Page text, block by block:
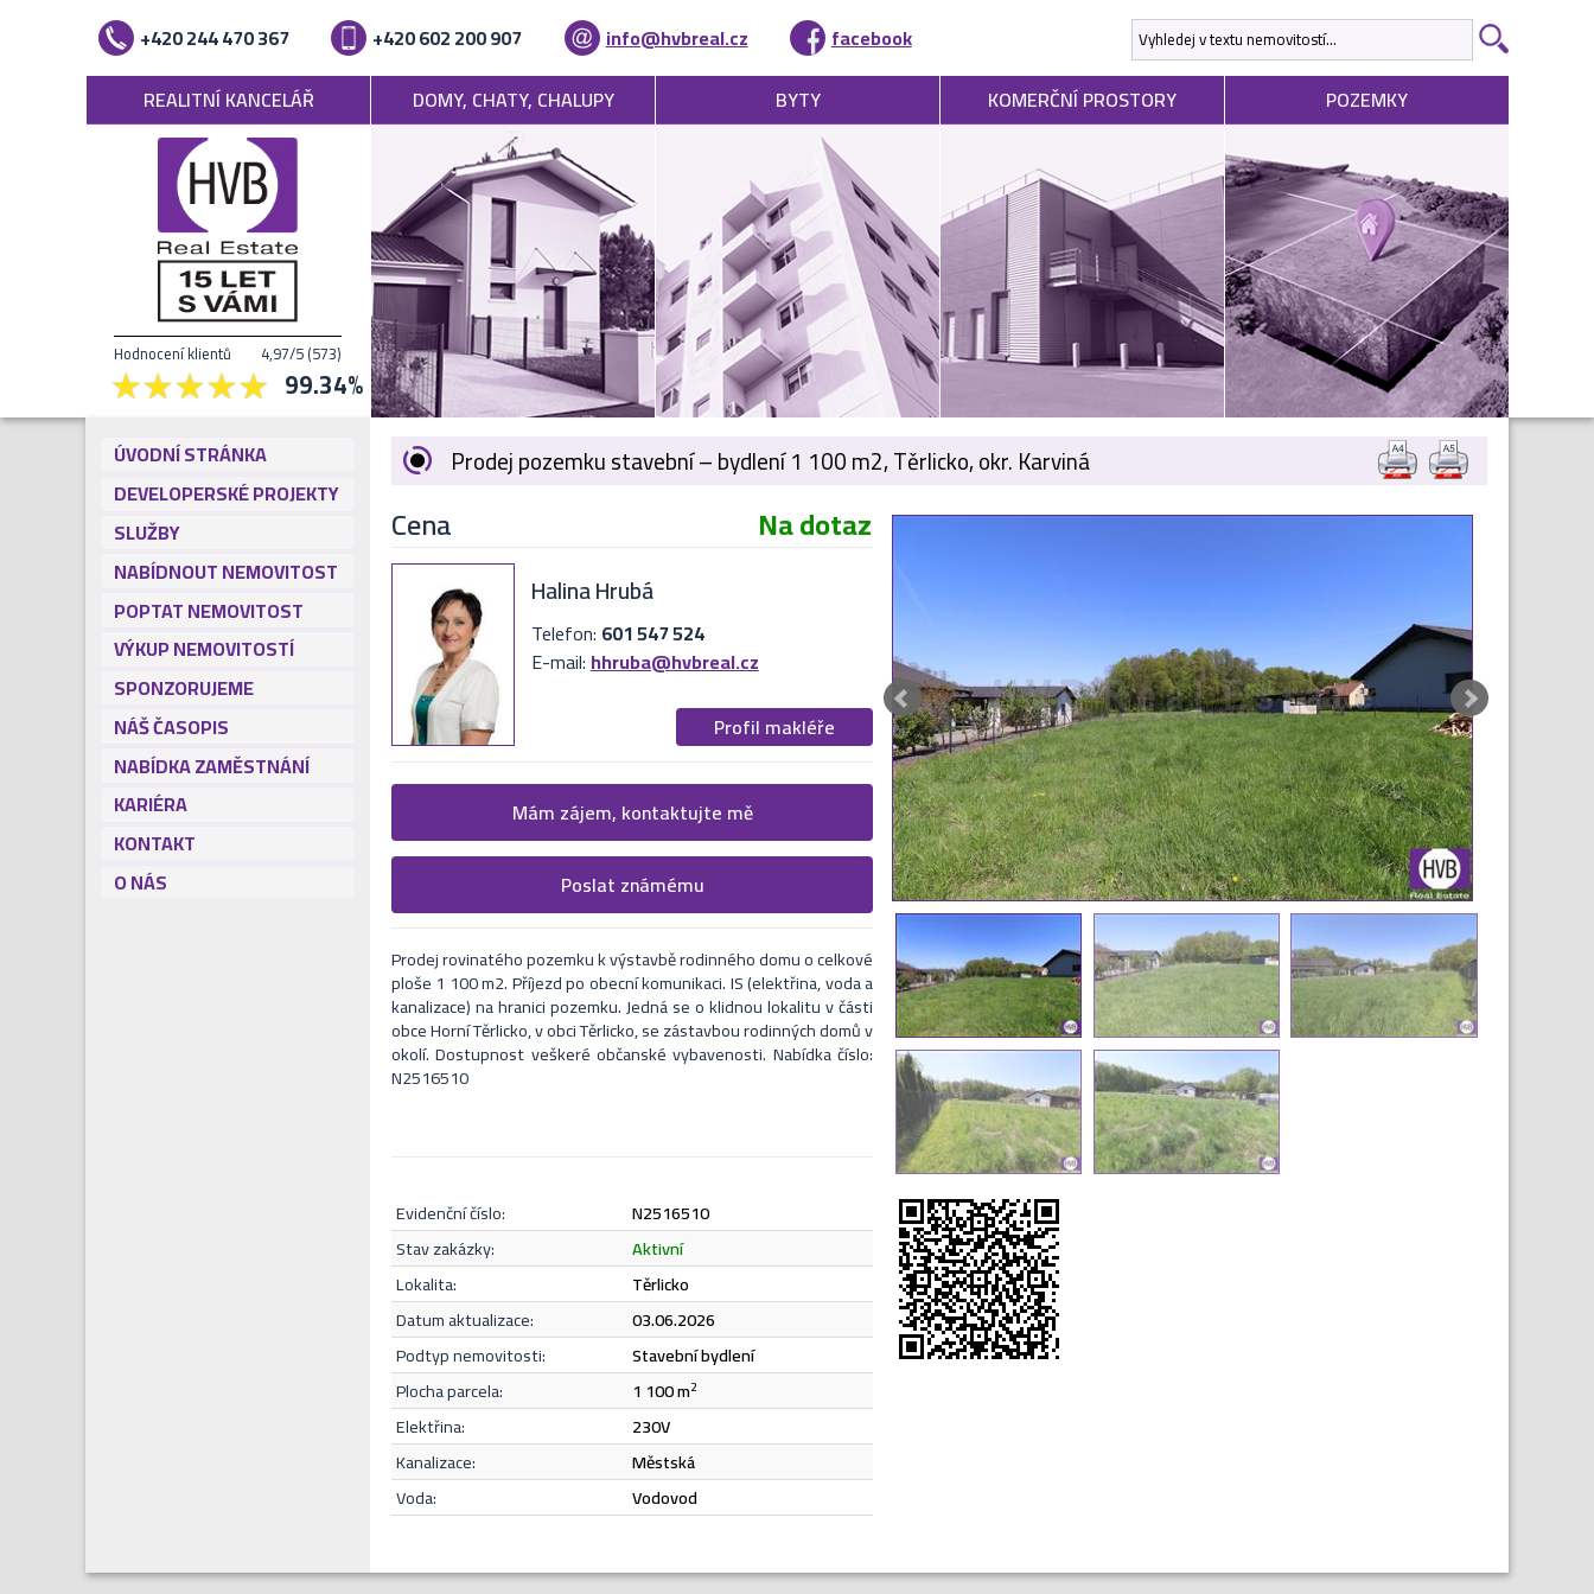
+420 244 470 367 +420 602 200 907 info@hvbreal.cz
facebook
REALITNÍ KANCELÁŘ
Hodnocení klientů 4,97/5(573)
99.34%
DOMY, CHATY, CHALUPY BYTY KOMERČNÍ PROSTORY POZEMKY
ÚVODNÍ STRÁNKA
DEVELOPERSKÉ PROJEKTY
SLUŽBY
NABÍDNOUT NEMOVITOST
POPTAT NEMOVITOST
VÝKUP NEMOVITOSTÍ
SPONZORUJEME
NÁŠ ČASOPIS
NABÍDKA ZAMĚSTNÁNÍ
KARIÉRA
KONTAKT
O NÁS
Prodej pozemku stavební – bydlení 1 100 m2, Těrlicko, okr. Karviná
Cena Na dotaz
Halina Hrubá
Telefon: 601 547 524
E-mail:hhruba@hvbreal.cz
Profil makléře
Žádost o více informací
Vyplňte následující formulář. Upřesněte, co by Vás zajímalo.
V nejbližší Vás naši makléři kontaktují.
Souhlasím sezásadami ochrany osobních údajů.
Odeslat
Mám zájem, kontaktujte mě
Formulář odešle nabídku na uvedený email
Poslat známému
Prodej rovinatého pozemku k výstavbě rodinného domu o celkové
ploše 1 100 m2. Příjezd po obecní komunikaci. IS (elektřina, voda a
kanalizace) na hranici pozemku. Jedná se o klidnou lokalitu v části
obce Horní Těrlicko, v obci Těrlicko, se zástavbou rodinných domů v
okolí. Dostupnost veškeré občanské vybavenosti. Nabídka číslo:
N2516510
evidenční číslo:
N2516510
stav zakázky:
aktivní
lokalita:
Těrlicko
datum aktualizace:
03.06.2026
podtyp nemovitosti:
stavební bydlení
plocha parcela:
1 100 m2
elektřina:
230V
kanalizace:
městská
voda:
vodovod